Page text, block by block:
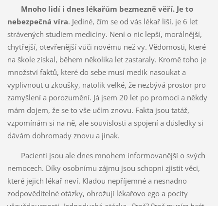
Mnoho lidí i dnes lékařům bezmezně věří. Je to
nebezpečná víra. Jediné, čím se od vás lékař liší, je 6 let
strávených studiem medicíny. Není o nic lepší, morálnější,
chytřejší, otevřenější vůči novému než vy. Vědomosti, které
na škole získal, během několika let zastaraly. Kromě toho je
množství faktů, které do sebe musí medik nasoukat a
vyplivnout u zkoušky, natolik velké, že nezbývá prostor pro
zamyšlení a porozumění. Já jsem 20 let po promoci a někdy
mám dojem, že se to vše učím znovu. Fakta jsou tatáž,
vzpomínám si na ně, ale souvislosti a spojení a důsledky si
dávám dohromady znovu a jinak.
Pacienti jsou ale dnes mnohem informovanější o svých
nemocech. Díky osobnímu zájmu jsou schopni zjistit věci,
které jejich lékař neví. Kladou nepříjemné a nesnadno
zodpověditelné otázky, ohrožují lékařovo ego a pocity